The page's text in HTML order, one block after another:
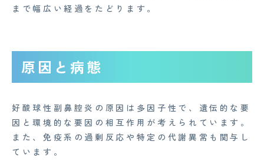
まで幅広い経過をたどります。
原因と病態
好酸球性副鼻腔炎の原因は多因子性で、遺伝的な要
因と環境的な要因の相互作用が考えられています。
また、免疫系の過剰反応や特定の代謝異常も関与し
ています。